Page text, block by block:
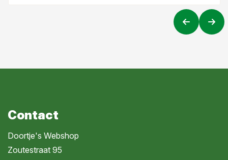
Contact
Doortje's Webshop
Zoutestraat 95